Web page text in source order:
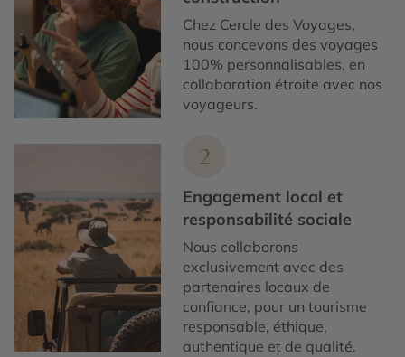
Chez Cercle des Voyages,
nous concevons des voyages
100% personnalisables, en
collaboration étroite avec nos
voyageurs.
2
Engagement local et
responsabilité sociale
Nous collaborons
exclusivement avec des
partenaires locaux de
confiance, pour un tourisme
responsable, éthique,
authentique et de qualité.